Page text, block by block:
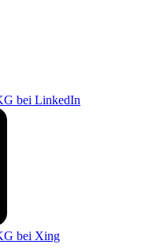
bei LinkedIn
bei Xing